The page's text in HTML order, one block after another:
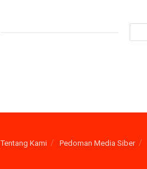
Tentang Kami Pedoman Media Siber